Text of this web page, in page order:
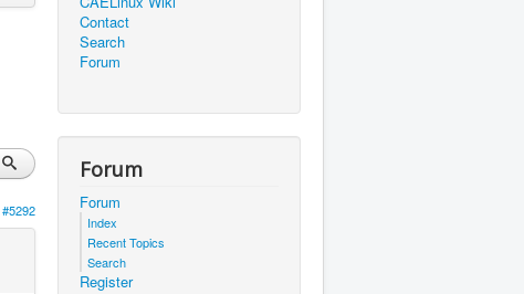
#5292
Contact
Search
Forum
Forum
Forum
Index
Recent Topics
Search
Register